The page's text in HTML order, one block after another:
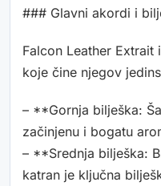
### Glavni akordi i
Falcon Leather
koje čine njegov
– **Gornja bilješka:
začinjenu i bogatu
– **Srednja bilješka:
katran je ključna